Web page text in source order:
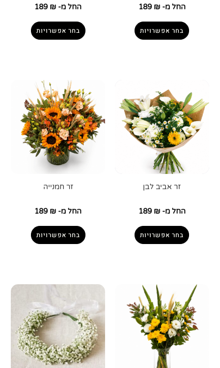
החל מ- 189 ₪
בחר אפשרויות
החל מ- 189 ₪
בחר אפשרויות
זר אביב לבן
החל מ- 189 ₪
בחר אפשרויות
זר חמנייה
החל מ- 189 ₪
בחר אפשרויות